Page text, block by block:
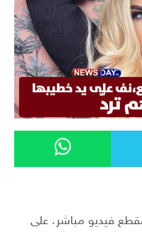
فيديو مباشر، على